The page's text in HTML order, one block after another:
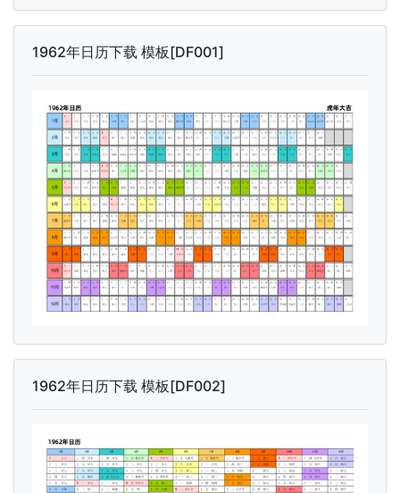
1962年日历下载 模板[DF001]
1962年日历下载 模板[DF002]